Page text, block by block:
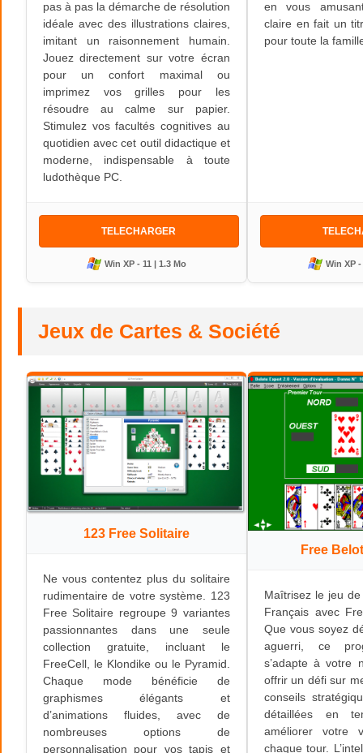
pas à pas la démarche de résolution
idéale avec des illustrations claires,
imitant un raisonnement humain.
Jouez directement sur votre écran
pour un confort maximal ou
imprimez vos grilles pour les
résoudre au calme sur papier.
Stimulez vos facultés cognitives au
quotidien avec cet outil didactique et
moderne, indispensable à toute
ludothèque PC.
TELECHARGER
Win XP - 11 | 1.3 Mo
en vous
claire en fait un
pour toute la
Win XP
Jeux de Cartes & Société
123 Free Solitaire
Ne vous contentez plus du solitaire
rudimentaire de votre système. 123
Free Solitaire regroupe 9 variantes
passionnantes dans une seule
collection gratuite, incluant le
FreeCell, le Klondike ou le Pyramid.
Chaque mode bénéficie de
graphismes élégants et
d’animations fluides, avec de
nombreuses options de
personnalisation pour vos tapis et
Free
Maîtrisez le jeu
Français avec
Que vous soyez
aguerri, ce
s’adapte à votre
offrir un défi sur
conseils
détaillées en
améliorer votre
chaque tour.